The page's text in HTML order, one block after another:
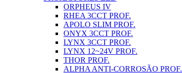
ORPHEUS IV
RHEA 3CCT PROF.
APOLO SLIM PROF.
ONYX 3CCT PROF.
LYNX 3CCT PROF.
LYNX 12~24V PROF.
THOR PROF.
ALPHA ANTI-CORROSÃO PROF.